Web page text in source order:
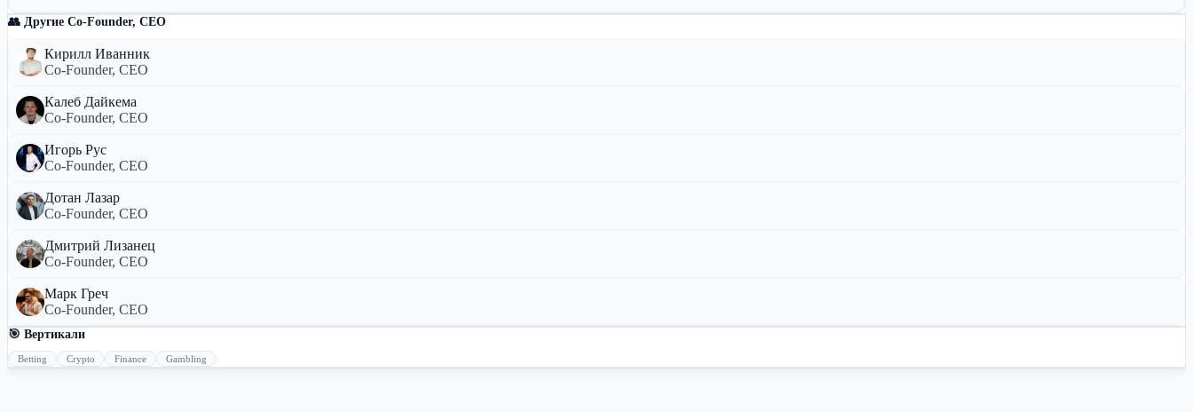
👥 Другие Co-Founder, CEO
Кирилл Иванник
Co-Founder, CEO
Калеб Дайкема
Co-Founder, CEO
Игорь Рус
Co-Founder, CEO
Дотан Лазар
Co-Founder, CEO
Дмитрий Лизанец
Co-Founder, CEO
Марк Греч
Co-Founder, CEO
🎯 Вертикали
Betting Crypto Finance Gambling